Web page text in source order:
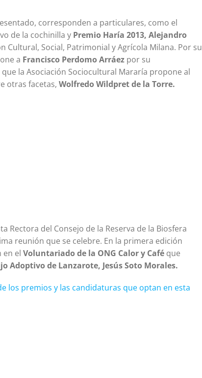
corresponden a particulares, como el
de la cochinilla y Premio Haría 2013, Alejandro
Cultural, Social, Patrimonial y Agrícola Milana. Por su
a Francisco Perdomo Arráez por su
la Asociación Sociocultural Mararía propone al
otras facetas, Wolfredo Wildpret de la Torre.
Rectora del Consejo de la Reserva de la Biosfera
reunión que se celebre. En la primera edición
en el Voluntariado de la ONG Calor y Café que
Adoptivo de Lanzarote, Jesús Soto Morales.
los premios y las candidaturas que optan en esta